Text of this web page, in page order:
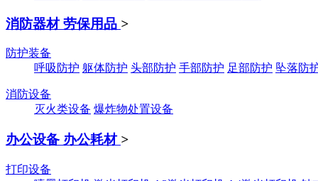
消防器材 劳保用品 >
防护装备
呼吸防护 躯体防护 头部防护 手部防护 足部防护 坠落防
消防设备
灭火类设备 爆炸物处置设备
办公设备 办公耗材 >
打印设备